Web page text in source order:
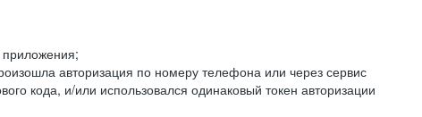
приложения;
авторизация по номеру телефона или через сервис
кода, и/или использовался одинаковый токен авторизации